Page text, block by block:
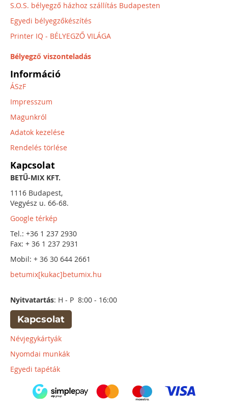
S.O.S. bélyegző házhoz szállítás Budapesten
Egyedi bélyegzőkészítés
Printer IQ - BÉLYEGZŐ VILÁGA
Bélyegző viszonteladás
Információ
ÁSzF
Impresszum
Magunkról
Adatok kezelése
Rendelés törlése
Kapcsolat
BETŰ-MIX KFT.
1116 Budapest,
Vegyész u. 66-68.
Google térkép
Tel.: +36 1 237 2930
Fax: + 36 1 237 2931
Mobil: + 36 30 644 2661
betumix[kukac]betumix.hu
Nyitvatartás: H - P 8:00 - 16:00
Kapcsolat
Névjegykártyák
Nyomdai munkák
Egyedi tapéták